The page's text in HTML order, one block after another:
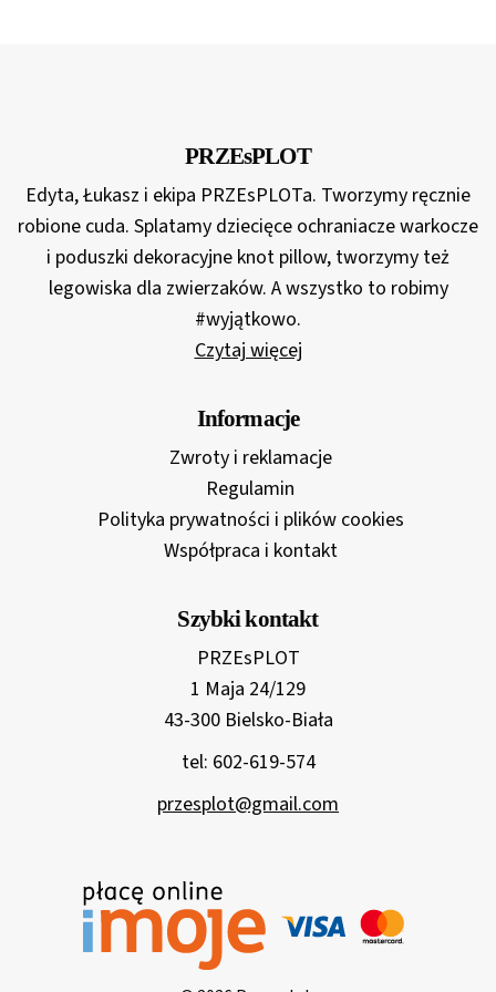
PRZEsPLOT
Edyta, Łukasz i ekipa PRZEsPLOTa. Tworzymy ręcznie
robione cuda. Splatamy dziecięce ochraniacze warkocze
i poduszki dekoracyjne knot pillow, tworzymy też
legowiska dla zwierzaków. A wszystko to robimy
#wyjątkowo.
Czytaj więcej
Informacje
Zwroty i reklamacje
Regulamin
Polityka prywatności i plików cookies
Współpraca i kontakt
Szybki kontakt
PRZEsPLOT
1 Maja 24/129
43-300 Bielsko-Biała
tel: 602-619-574
przesplot@gmail.com